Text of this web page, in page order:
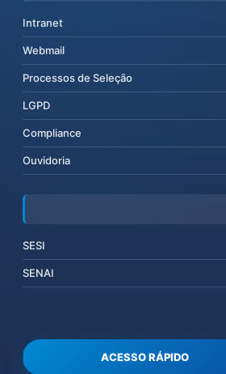
Intranet
Webmail
Processos de Seleção
LGPD
Compliance
Ouvidoria
SESI
SENAI
ACESSO RÁPIDO